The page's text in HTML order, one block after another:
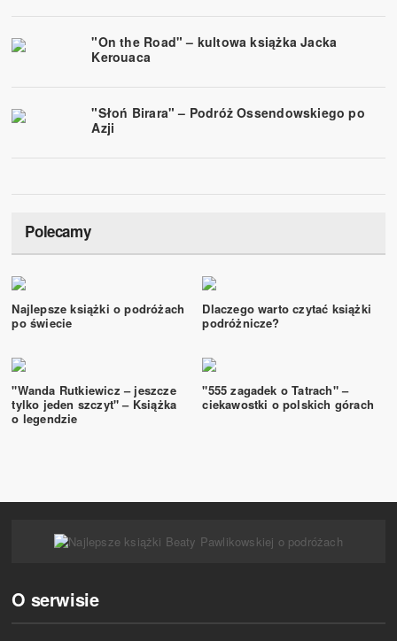
"On the Road" – kultowa książka Jacka
Kerouaca
"Słoń Birara" – Podróż Ossendowskiego po
Azji
Polecamy
Najlepsze książki o podróżach
po świecie
Dlaczego warto czytać książki
podróżnicze?
"Wanda Rutkiewicz – jeszcze
tylko jeden szczyt" – Książka
o legendzie
"555 zagadek o Tatrach" –
ciekawostki o polskich górach
O serwisie